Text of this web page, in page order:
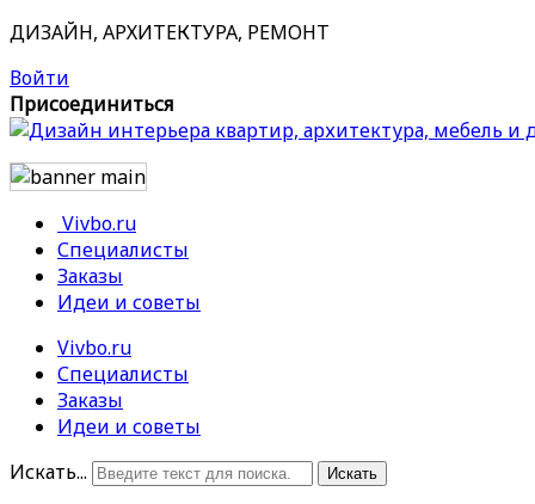
ДИЗАЙН, АРХИТЕКТУРА, РЕМОНТ
Войти
Присоединиться
Vivbo.ru
Специалисты
Заказы
Идеи и советы
Vivbo.ru
Специалисты
Заказы
Идеи и советы
Искать...
Искать